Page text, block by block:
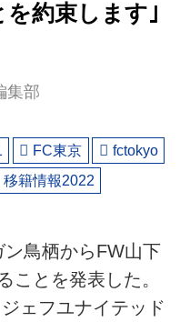
約束します｣
集部
FC東京
fctokyo
移籍情報2022
鳥栖からFW山下
ことを発表した。
ェフユナイテッド